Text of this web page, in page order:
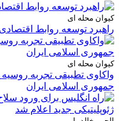
کیوان محله ای
راهبرد توسعه روابط
کیوان محله ای
واکاوی تطبیقی تجربه
جمهوری اسلامی ایران